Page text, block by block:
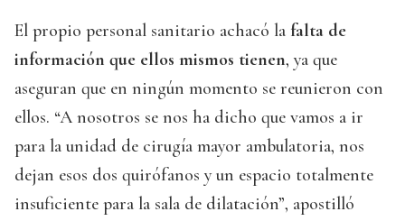
El propio personal sanitario achacó la falta de
información que ellos mismos tienen, ya que
aseguran que en ningún momento se reunieron con
ellos. “A nosotros se nos ha dicho que vamos a ir
para la unidad de cirugía mayor ambulatoria, nos
dejan esos dos quirófanos y un espacio totalmente
insuficiente para la sala de dilatación”, apostilló